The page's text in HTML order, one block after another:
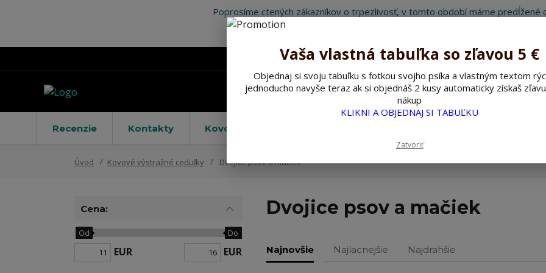
Poprosíme ctených zákazníkov o trpezlivosť, v tomto období máme predĺžené
Hľadať
Recenzie Kontakty Kovové výstražné ceduľky
Úvod Kovové výstražné ceduľky Dvojice psov a mačiek
Dvojice psov a mačiek
Najnovšie Najlacnejšie Najdrahšie
Cena:
EUR
Od Do
EUR
Vaša vlastná tabuľka so zľavou 5 €
Objednaj si svoju tabuľku s fotkou svojho psíka a vlastným textom
jednoducho navyše teraz ak si objednáš 2 kusy automaticky získaš
nákup
KLIKNI A OBJEDNAJ SI TABUĽKU
Zatvoriť